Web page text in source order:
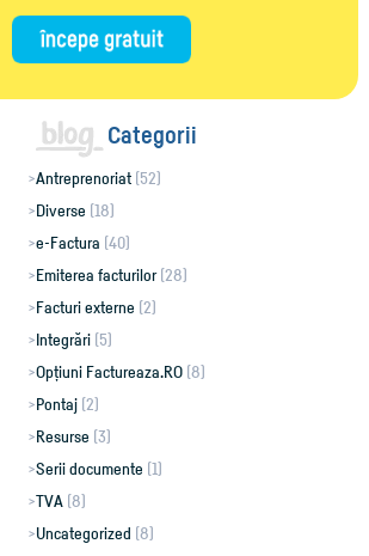
Categorii
Antreprenoriat (52)
Diverse (18)
e-Factura (40)
Emiterea facturilor(28)
Facturi externe (2)
Integrări (5)
Opțiuni Factureaza.RO (8)
Pontaj (2)
Resurse (3)
Serii documente (1)
TVA (8)
Uncategorized (8)